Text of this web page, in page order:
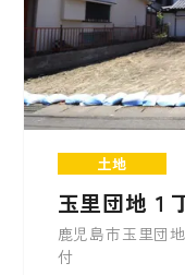
土地
玉里団地１
鹿児島市玉里団
付